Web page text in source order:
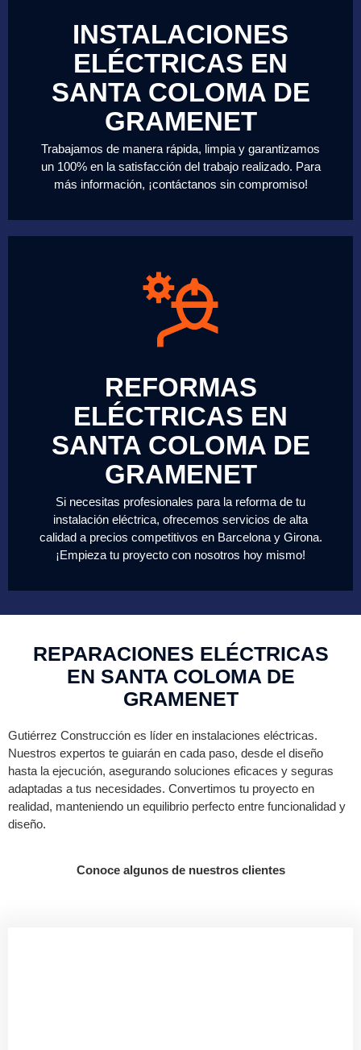
INSTALACIONES
ELÉCTRICAS EN
SANTA COLOMA DE
GRAMENET
Trabajamos de manera rápida, limpia y garantizamos
un 100% en la satisfacción del trabajo realizado. Para
más información, ¡contáctanos sin compromiso!
REFORMAS
ELÉCTRICAS EN
SANTA COLOMA DE
GRAMENET
Si necesitas profesionales para la reforma de tu
instalación eléctrica, ofrecemos servicios de alta
calidad a precios competitivos en Barcelona y Girona.
¡Empieza tu proyecto con nosotros hoy mismo!
REPARACIONES ELÉCTRICAS
EN SANTA COLOMA DE
GRAMENET
Gutiérrez Construcción es líder en instalaciones eléctricas.
Nuestros expertos te guiarán en cada paso, desde el diseño
hasta la ejecución, asegurando soluciones eficaces y seguras
adaptadas a tus necesidades. Convertimos tu proyecto en
realidad, manteniendo un equilibrio perfecto entre funcionalidad y
diseño.
Conoce algunos de nuestros clientes